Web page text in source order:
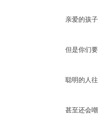
亲爱的孩
但是你们
聪明的人
甚至还会